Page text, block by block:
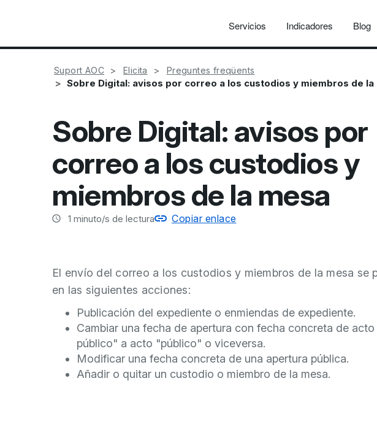
Servicios Indicadores Blog
Suport AOC Elicita Preguntes freqüents
Sobre Digital: avisos por correo a los custodios y miembros de la
Sobre Digital: avisos por
correo a los custodios y
miembros de la mesa
1 minuto/s de lectura Copiar enlace
El envío del correo a los custodios y miembros de la mesa se
en las siguientes acciones:
Publicación del expediente o enmiendas de expediente.
Cambiar una fecha de apertura con fecha concreta de
público" a acto "público" o viceversa.
Modificar una fecha concreta de una apertura pública.
Añadir o quitar un custodio o miembro de la mesa.